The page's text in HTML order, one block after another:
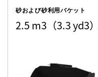
砂および砂利用バケット
2.5 m3（3.3 yd3